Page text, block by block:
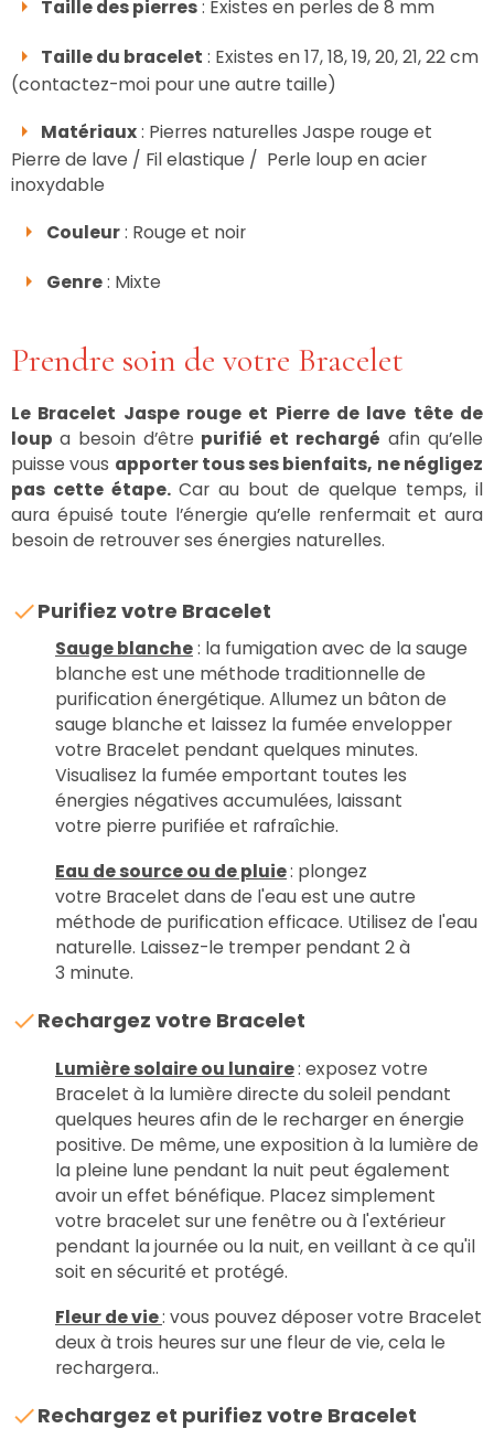
Taille des pierres: Existes en perles de 8 mm
Taille du bracelet : Existes en 17, 18, 19, 20, 21, 22 cm
(contactez-moi pour une autre taille)
Matériaux: Pierres naturelles Jaspe rouge et
Pierre de lave / Fil elastique / Perle loup en acier
inoxydable
Couleur: Rouge et noir
Genre: Mixte
Prendre soin de votre Bracelet
Le Bracelet Jaspe rouge et Pierre de lave tête de
loup a besoin d’être purifié et rechargé afin qu’elle
puisse vous apporter tous ses bienfaits, ne négligez
pas cette étape. Car au bout de quelque temps, il
aura épuisé toute l’énergie qu’elle renfermait et aura
besoin de retrouver ses énergies naturelles.
Purifiez votre Bracelet
Sauge blanche: la fumigation avec de la sauge
blanche est une méthode traditionnelle de
purification énergétique. Allumez un bâton de
sauge blanche et laissez la fumée envelopper
votre Bracelet pendant quelques minutes.
Visualisez la fumée emportant toutes les
énergies négatives accumulées, laissant
votre pierre purifiée et rafraîchie.
Eau de source ou de pluie: plongez
votre Bracelet dans de l'eau est une autre
méthode de purification efficace. Utilisez de l'eau
naturelle. Laissez-le tremper pendant 2 à
3 minute.
Rechargez votre Bracelet
Lumière solaire ou lunaire: exposez votre
Bracelet à la lumière directe du soleil pendant
quelques heures afin de le recharger en énergie
positive. De même, une exposition à la lumière de
la pleine lune pendant la nuit peut également
avoir un effet bénéfique. Placez simplement
votre bracelet sur une fenêtre ou à l'extérieur
pendant la journée ou la nuit, en veillant à ce qu'il
soit en sécurité et protégé.
Fleur de vie: vous pouvez déposer votre Bracelet
deux à trois heures sur une fleur de vie, cela le
rechargera..
Rechargez et purifiez votre Bracelet